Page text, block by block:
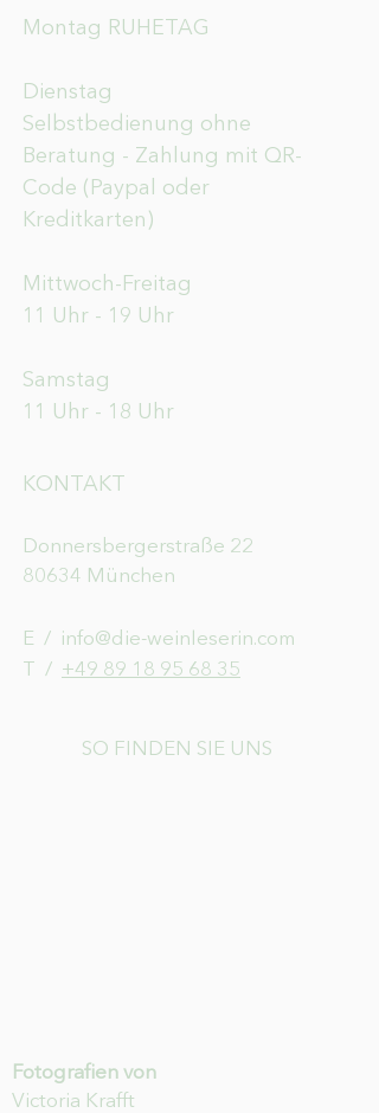
Montag RUHETAG
Dienstag
Selbstbedienung ohne
Beratung - Zahlung mit QR-
Code (Paypal oder
Kreditkarten)
Mittwoch-Freitag
11 Uhr - 19 Uhr
Samstag
11 Uhr - 18 Uhr
KONTAKT
Donnersbergerstraße 22
80634 München
E / info@die-weinleserin.com
​T / +49 89 18 95 68 35
SO FINDEN SIE UNS
Fotografien von
Victoria Krafft